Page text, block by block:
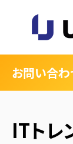
お問い合わ
ITトレ